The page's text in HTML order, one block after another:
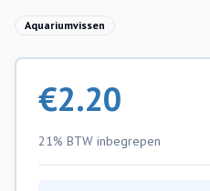
Aquariumvissen
€2.20
21% BTW inbegrepen